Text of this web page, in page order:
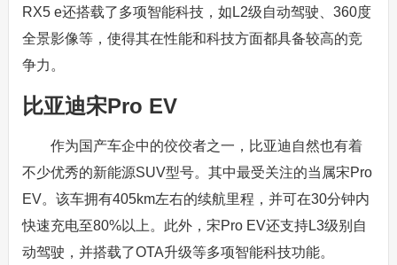
RX5 e还搭载了多项智能科技，如L2级自动驾驶、360度
全景影像等，使得其在性能和科技方面都具备较高的竞
争力。
比亚迪宋Pro EV
作为国产车企中的佼佼者之一，比亚迪自然也有着
不少优秀的新能源SUV型号。其中最受关注的当属宋Pro
EV。该车拥有405km左右的续航里程，并可在30分钟内
快速充电至80%以上。此外，宋Pro EV还支持L3级别自
动驾驶，并搭载了OTA升级等多项智能科技功能。